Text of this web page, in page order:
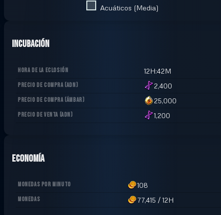
Acuáticos (Media)
Incubación
HORA DE LA ECLOSIÓN 12H:42M
PRECIO DE COMPRA (ADN ) 2,400
PRECIO DE COMPRA (ÁMBAR) 25,000
PRECIO DE VENTA (ADN ) 1,200
Economía
MONEDAS POR MINUTO 108
MONEDAS 77,415 /12H